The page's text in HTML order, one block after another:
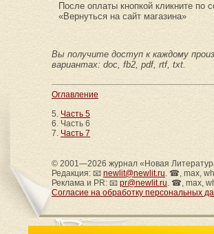
После оплаты кнопкой кликните по
«Вернуться на сайт магазина»
Вы получите доступ к каждому
вариантах: doc, fb2, pdf, rtf, txt.
Оглавление
5. Часть 5
6. Часть 6
7. Часть 7
© 2001—2026 журнал «Новая
Редакция: 📧 newlit@newlit.ru. ☎, max,
Реклама и PR: 📧 pr@newlit.ru. ☎, max,
Согласие на обработку персональных